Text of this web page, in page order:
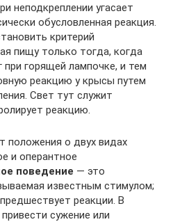
неподкреплении угасает
обусловленная реакция.
критерий
пищу только тогда, когда
горящей лампочке, и тем
реакцию у крысы путем
Свет тут служит
реакцию.
положения о двух видах
и оперантное
поведение — это
известным стимулом;
реакции. В
сужение или